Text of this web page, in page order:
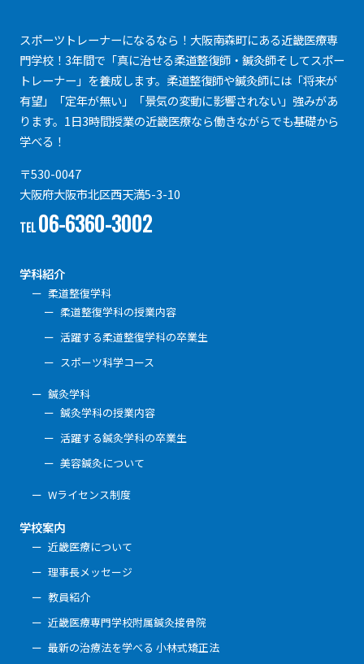
スポーツトレーナーになるなら！大阪南森町にある近畿医療専
門学校！3年間で「真に治せる柔道整復師・鍼灸師そしてスポー
トレーナー」を養成します。柔道整復師や鍼灸師には「将来が
有望」「定年が無い」「景気の変動に影響されない」強みがあ
ります。1日3時間授業の近畿医療なら働きながらでも基礎から
学べる！
〒530-0047
大阪府大阪市北区西天満5-3-10
TEL06-6360-3002
学科紹介
柔道整復学科
柔道整復学科の授業内容
活躍する柔道整復学科の卒業生
スポーツ科学コース
鍼灸学科
鍼灸学科の授業内容
活躍する鍼灸学科の卒業生
美容鍼灸について
Wライセンス制度
学校案内
近畿医療について
理事長メッセージ
教員紹介
近畿医療専門学校附属鍼灸接骨院
最新の治療法を学べる 小林式矯正法